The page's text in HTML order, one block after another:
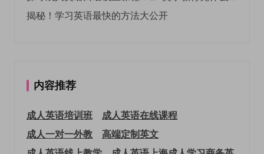
揭秘！学习英语最快的方法大公开
内容推荐
成人英语培训班
成人英语在线课程
成人一对一外教
高端定制英文